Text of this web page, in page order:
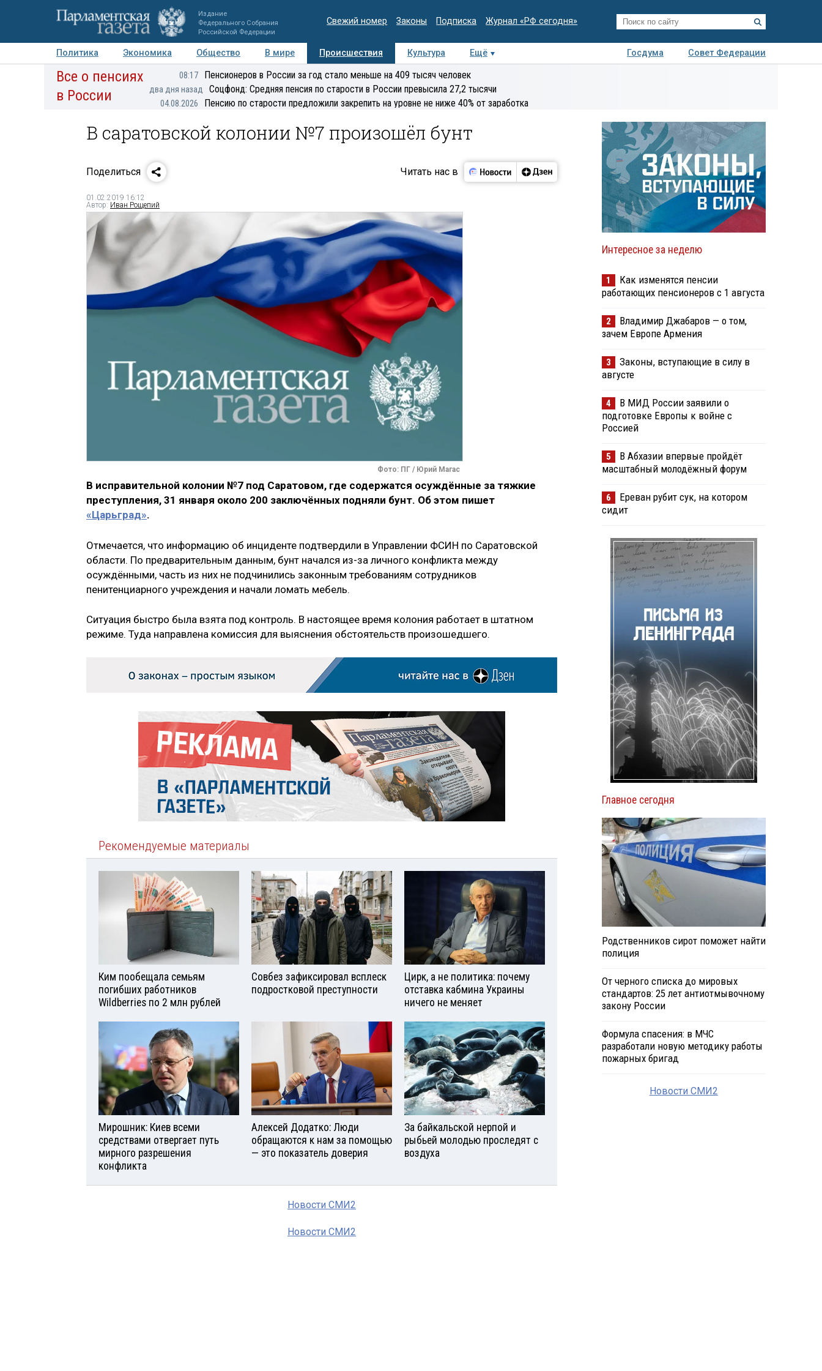
Издание
Федерального Собрания
Российской Федерации
Свежий номер Законы Подписка Журнал «РФ сегодня»
Политика Экономика Общество В мире Происшествия Культура Ещё Госдума
Совет Федерации
Авторы Персоны Мнения Регионы Медиацентр Интервью Колумнисты
Все о пенсиях
в России
08:17 Пенсионеров в России за год стало меньше на 409 тысяч человек
два дня назад Соцфонд: Средняя пенсия по старости в России превысила 27,2 тысячи
04.08.2026 Пенсию по старости предложили закрепить на уровне не ниже 40% от заработка
В саратовской колонии №7 произошёл бунт
Поделиться Читать нас в
01.02.2019 16:12
Автор: Иван Рощепий
Фото: ПГ / Юрий Магас
В исправительной колонии №7 под Саратовом, где содержатся осуждённые за тяжкие
преступления, 31 января около 200 заключённых подняли бунт. Об этом пишет
«Царьград».
Отмечается, что информацию об инциденте подтвердили в Управлении ФСИН по Саратовской
области. По предварительным данным, бунт начался из-за личного конфликта между
осуждёнными, часть из них не подчинились законным требованиям сотрудников
пенитенциарного учреждения и начали ломать мебель.
Ситуация быстро была взята под контроль. В настоящее время колония работает в штатном
режиме. Туда направлена комиссия для выяснения обстоятельств произошедшего.
Рекомендуемые материалы
Ким пообещала семьям
погибших работников
Wildberries по 2 млн рублей
Совбез зафиксировал всплеск
подростковой преступности
Цирк, а не политика: почему
отставка кабмина Украины
ничего не меняет
Мирошник: Киев всеми
средствами отвергает путь
мирного разрешения
конфликта
Алексей Додатко: Люди
обращаются к нам за помощью
— это показатель доверия
За байкальской нерпой и
рыбьей молодью проследят с
воздуха
Новости СМИ2
Новости СМИ2
Интересное за неделю
1
Как изменятся пенсии
работающих пенсионеров с 1 августа
2
Владимир Джабаров — о том,
зачем Европе Армения
3
Законы, вступающие в силу в
августе
4
В МИД России заявили о
подготовке Европы к войне с
Россией
5
В Абхазии впервые пройдёт
масштабный молодёжный форум
6
Ереван рубит сук, на котором
сидит
Главное сегодня
Родственников сирот поможет найти
полиция
От черного списка до мировых
стандартов: 25 лет антиотмывочному
закону России
Формула спасения: в МЧС
разработали новую методику работы
пожарных бригад
Новости СМИ2